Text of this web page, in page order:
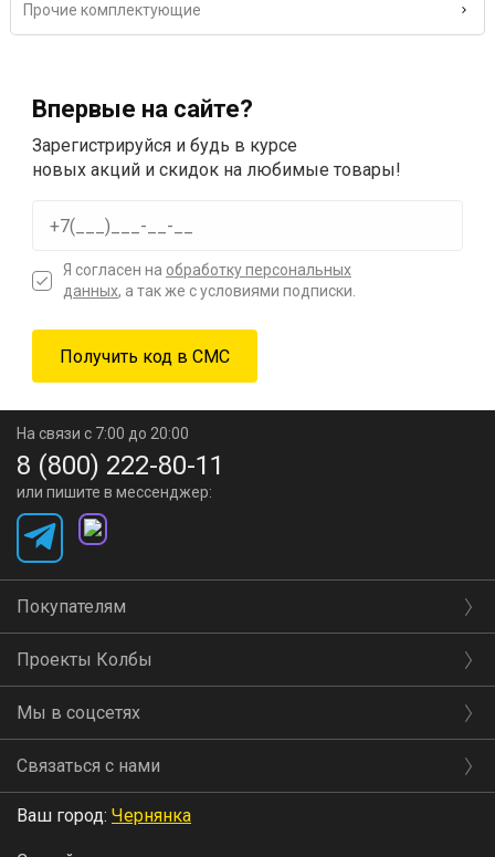
Прочие комплектующие
Впервые на сайте?
Зарегистрируйся и будь в курсе
новых акций и скидок на любимые товары!
Я согласен на обработку персональных
данных, а так же с условиями подписки.
На связи с 7:00 до 20:00
8 (800) 222-80-11
или пишите в мессенджер:
Покупателям
Проекты Колбы
Мы в соцсетях
Связаться с нами
Ваш город: Чернянка